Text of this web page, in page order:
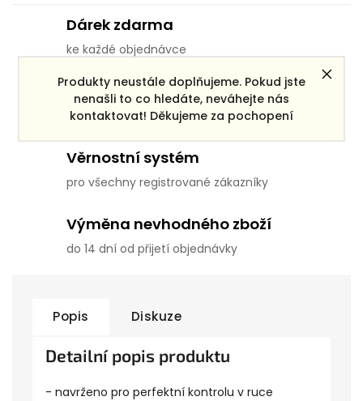
Produkty neustále doplňujeme. Pokud jste
nenašli to co hledáte, neváhejte nás
kontaktovat! Děkujeme za pochopení
Dárek zdarma
ke každé objednávce
Doprava zdarma
pro objednávky po ČR nad 3000 Kč
Věrnostní systém
pro všechny registrované zákazníky
Výměna nevhodného zboží
do 14 dní od přijetí objednávky
Popis Diskuze
Detailní popis produktu
- navrženo pro perfektní kontrolu v ruce